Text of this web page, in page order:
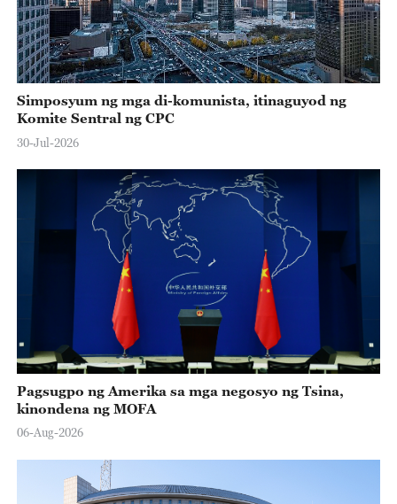
Simposyum ng mga di-komunista, itinaguyod ng
Komite Sentral ng CPC
30-Jul-2026
Pagsugpo ng Amerika sa mga negosyo ng Tsina,
kinondena ng MOFA
06-Aug-2026